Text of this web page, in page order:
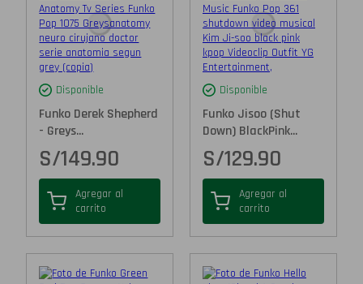
Disponible
Funko Derek Shepherd
- Greys...
S/149.90
Agregar al
carrito
Disponible
Funko Jisoo (Shut
Down) BlackPink...
S/129.90
Agregar al
carrito